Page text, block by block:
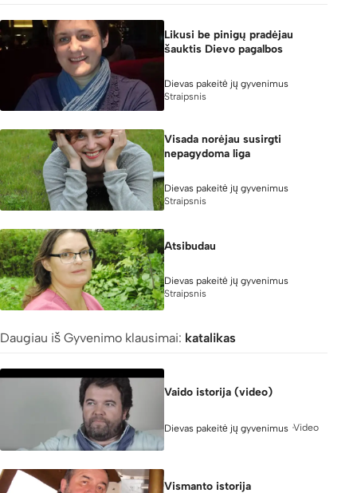
Likusi be pinigų pradėjau
šauktis Dievo pagalbos
Dievas pakeitė jų gyvenimus
Straipsnis
Visada norėjau susirgti
nepagydoma liga
Dievas pakeitė jų gyvenimus
Straipsnis
Atsibudau
Dievas pakeitė jų gyvenimus
Straipsnis
Daugiau iš Gyvenimo klausimai: katalikas
Vaido istorija (video)
Dievas pakeitė jų gyvenimus Video
Vismanto istorija